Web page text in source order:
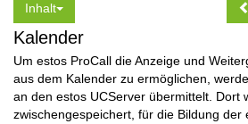
Inhalt
Kalender
Um estos ProCall die Anzeige und
aus dem Kalender zu ermöglichen,
an den estos UCServer übermittelt. Dort
zwischengespeichert, für die Bildung der